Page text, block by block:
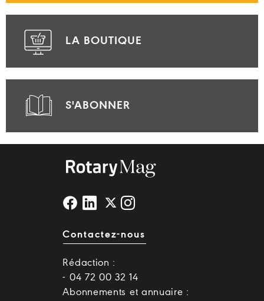
LA BOUTIQUE
S'ABONNER
Contactez-nous
Rédaction :
- 04 72 00 32 14
Abonnements et annuaire :